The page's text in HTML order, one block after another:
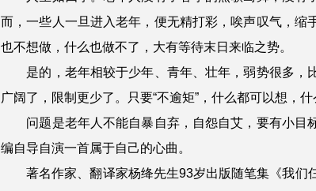
而，一些人一旦进入老年，便无精打彩，唉声叹气，
也不想做，什么也做不了，大有等待末日来临之势。
是的，老年相较于少年、青年、壮年，弱势很多
广阔了，限制更少了。只要“不逾矩”，什么都可以想，
问题是老年人不能自暴自弃，自怨自艾，要有小
编自导自演一首属于自己的心曲。
著名作家、翻译家杨绛先生93岁出版随笔集《我